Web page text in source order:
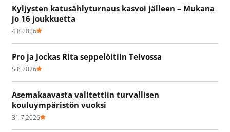
Kyljysten katusählyturnaus kasvoi jälleen – Mukana
jo 16 joukkuetta
4.8.2026
Pro ja Jockas Rita seppelöitiin Teivossa
5.8.2026
Asemakaavasta valitettiin turvallisen
kouluympäristön vuoksi
31.7.2026